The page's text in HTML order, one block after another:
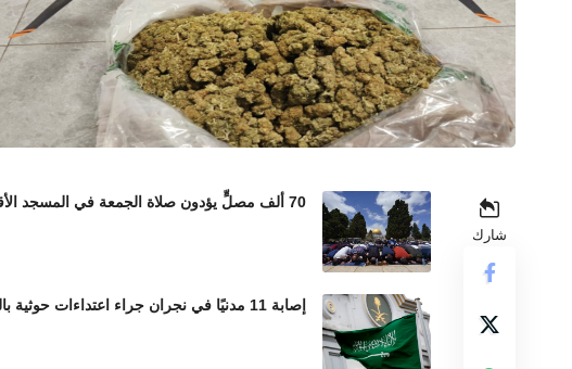
شارك
70 ألف مصلٍّ يؤدون صلاة الجمعة في المسجد الأقصى رغم إجراءات الاحتلال المشددة
إصابة 11 مدنيًا في نجران جراء اعتداءات حوثية بالمقذوفات العشوائية